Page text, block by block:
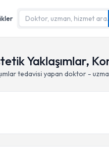
Yaklaşımlar,
tedavisi yapan doktor -